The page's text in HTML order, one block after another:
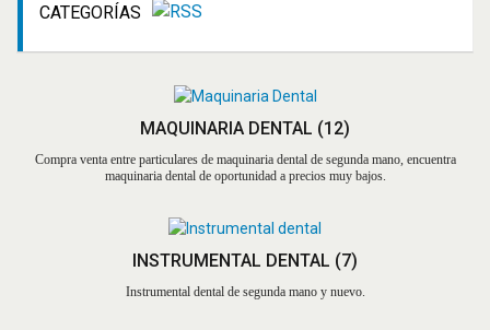
CATEGORÍAS
MAQUINARIA DENTAL (12)
Compra venta entre particulares de maquinaria dental de segunda mano, encuentra
maquinaria dental de oportunidad a precios muy bajos.
INSTRUMENTAL DENTAL (7)
Instrumental dental de segunda mano y nuevo.